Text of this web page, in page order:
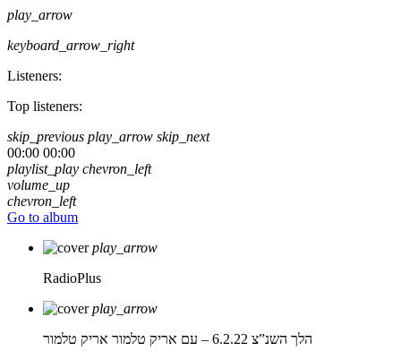
play_arrow
keyboard_arrow_right
Listeners:
Top listeners:
skip_previous play_arrow skip_next
00:00 00:00
playlist_play chevron_left
volume_up
chevron_left
Go to album
play_arrow
RadioPlus
play_arrow
הלך השנ”צ 6.2.22 – עם אריק טלמור
אריק טלמור